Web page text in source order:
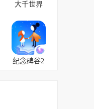
大千世界
版
纪念碑谷2